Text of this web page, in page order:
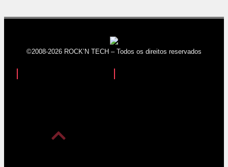
©2008-2026 ROCK’N TECH – Todos os direitos reservados